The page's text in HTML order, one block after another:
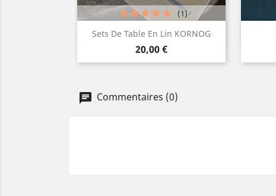
Sets De Table En Lin KORNOG
Prix
20,00 €
(1)
Aperçu rapide
BlancLin
naturel
Commentaires (0)